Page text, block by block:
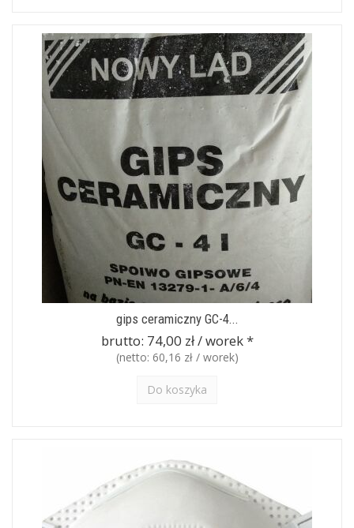
gips ceramiczny GC-4...
brutto: 74,00 zł / worek*
(netto: 60,16 zł / worek)
Do koszyka